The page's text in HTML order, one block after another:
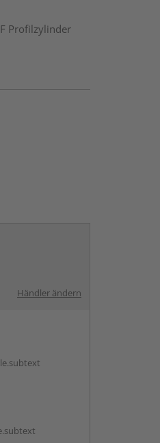
Profilzylinder
Händler ändern